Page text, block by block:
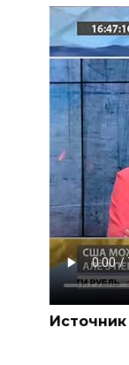
Источник